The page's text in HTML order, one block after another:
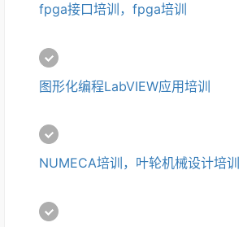
fpga接口培训，fpga培训
图形化编程LabVIEW应用培训
NUMECA培训，叶轮机械设计培训